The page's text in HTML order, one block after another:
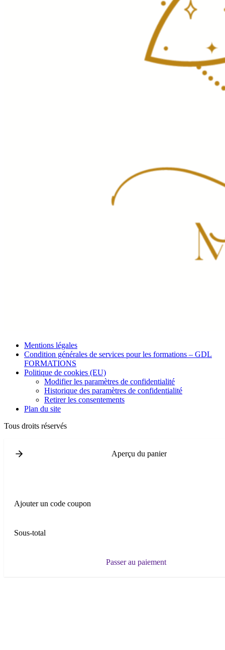
Mentions légales
Condition générales de services pour les formations – GDL
FORMATIONS
Politique de cookies (EU)
Modifier les paramètres de confidentialité
Historique des paramètres de confidentialité
Retirer les consentements
Plan du site
Tous droits réservés
Aperçu du panier
Ajouter un code coupon
Sous-total
Passer au paiement